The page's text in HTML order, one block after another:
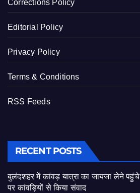
Corrections Policy
Editorial Policy
Privacy Policy
Terms & Conditions
RSS Feeds
RECENT POSTS
बुलंदशहर में कांवड़ यात्रा का जायजा लेने पहुंचे
पर कांवड़ियों से किया संवाद